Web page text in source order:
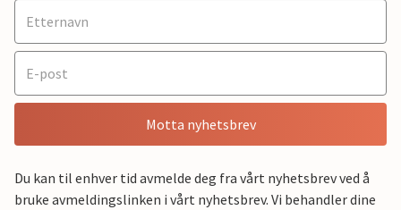
Motta nyhetsbrev
Du kan til enhver tid avmelde deg fra vårt nyhetsbrev ved å
bruke avmeldingslinken i vårt nyhetsbrev. Vi behandler dine